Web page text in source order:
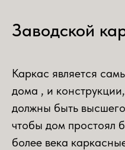
Заводской
Каркас является
дома , и
должны быть
чтобы дом простоял
более века